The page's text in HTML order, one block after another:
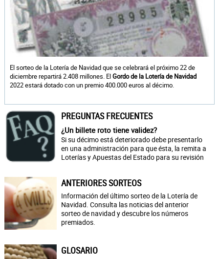
El sorteo de la Lotería de Navidad que se celebrará el próximo 22 de
diciembre repartirá 2.408 millones. ElGordo de la Lotería de Navidad
2022 estará dotado con un premio 400.000 euros al décimo.
PREGUNTAS FRECUENTES
¿Un billete roto tiene validez?
Si su décimo está deteriorado debe presentarlo
en una administración para que ésta, la remita a
Loterías y Apuestas del Estado para su revisión
ANTERIORES SORTEOS
Información del último sorteo de la Lotería de
Navidad. Consulta las noticias del anterior
sorteo de navidad y descubre los números
premiados.
GLOSARIO